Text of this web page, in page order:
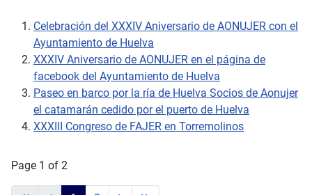
Celebración del XXXIV Aniversario de AONUJER con el
Ayuntamiento de Huelva
XXXIV Aniversario de AONUJER en el página de
facebook del Ayuntamiento de Huelva
Paseo en barco por la ría de Huelva Socios de Aonujer
el catamarán cedido por el puerto de Huelva
XXXIII Congreso de FAJER en Torremolinos
Page 1 of 2